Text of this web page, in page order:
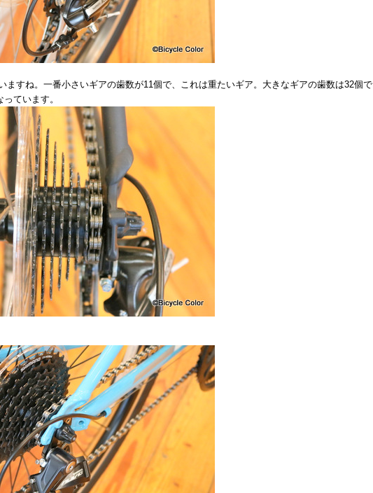
すね。一番小さいギアの歯数が11個で、これは重たいギア。大きなギアの歯数は32個で
ています。